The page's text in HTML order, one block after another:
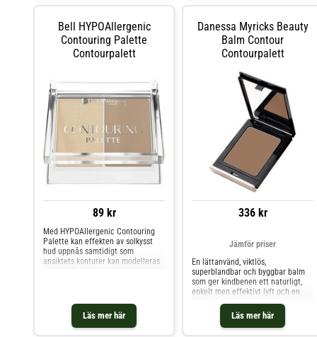
förminska och en ljusare där du vill
lyfta fram dina drag.
Bell HYPOAllergenic
Contouring Palette
Contourpalett
89 kr
Läs mer här
Med HYPOAllergenic Contouring
Palette kan effekten av solkysst
hud uppnås samtidigt som
ansiktets konturer kan modelleras
och en intensiv effekt - beroende
på dina egna behov. Färgnyanserna
i paletten är mångsidiga, perfekta
Danessa Myricks Beauty
Balm Contour
Contourpalett
336 kr
Läs mer här
Jämför priser
En lättanvänd, viktlös,
superblandbar och byggbar balm
som ger kindbenen ett naturligt,
enkelt men effektivt lyft och en
skulpterad look.